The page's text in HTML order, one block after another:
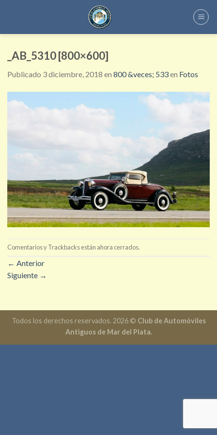
_AB_5310 [800×600]
Publicado 3 diciembre, 2018 en 800 &veces; 533en Fotos
Comentarios y Trackbacks están ahora cerrados.
← Anterior
Siguiente →
Todos los derechos reservados. 2026 © Club de Automóviles
Antiguos de Mar del Plata.